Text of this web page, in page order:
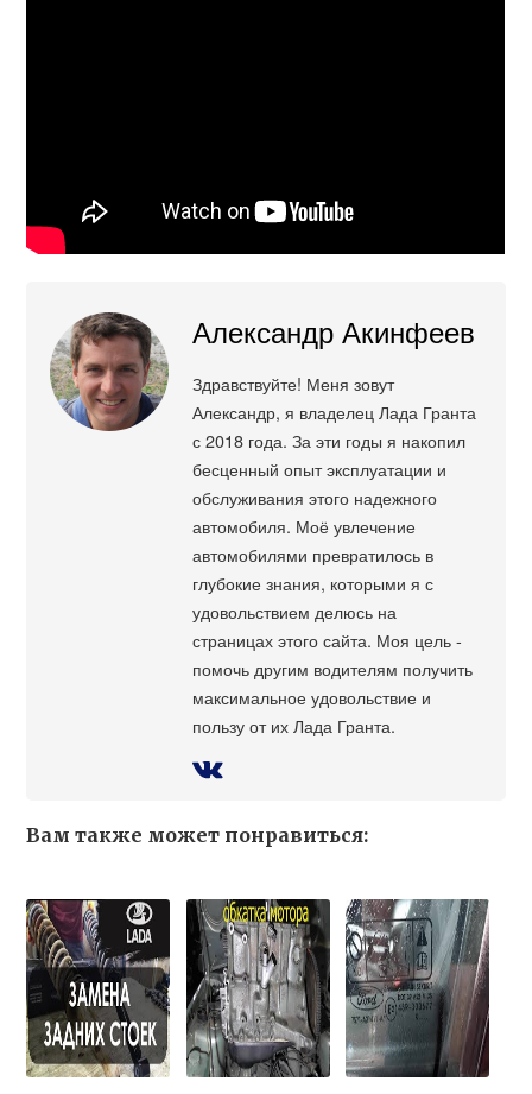
Александр Акинфеев
Здравствуйте! Меня зовут
Александр, я владелец Лада Гранта
с 2018 года. За эти годы я накопил
бесценный опыт эксплуатации и
обслуживания этого надежного
автомобиля. Моё увлечение
автомобилями превратилось в
глубокие знания, которыми я с
удовольствием делюсь на
страницах этого сайта. Моя цель -
помочь другим водителям получить
максимальное удовольствие и
пользу от их Лада Гранта.
Вам также может понравиться: